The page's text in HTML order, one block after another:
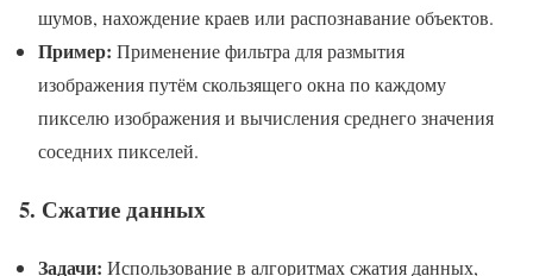
шумов, нахождение краев или распознавание объектов.
Пример: Применение фильтра для размытия
изображения путём скользящего окна по каждому
пикселю изображения и вычисления среднего значения
соседних пикселей.
5. Сжатие данных
Задачи: Использование в алгоритмах сжатия данных,